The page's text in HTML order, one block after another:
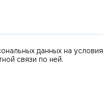
данных на
связи по ней.